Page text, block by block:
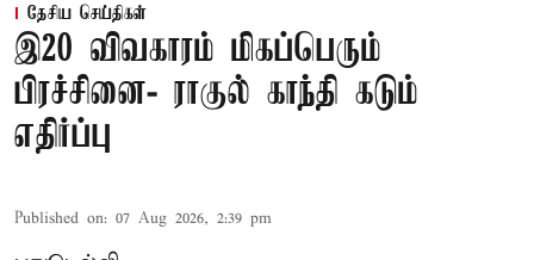
தேசிய செய்திகள்
இ20 விவகாரம் மிகப்பெரும்
பிரச்சினை- ராகுல் காந்தி கடும்
எதிர்ப்பு
Published on: 07 Aug 2026, 2:39 pm